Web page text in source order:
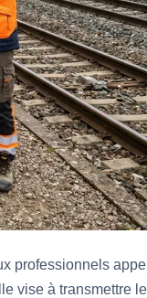
professionnels
vise à transmettre